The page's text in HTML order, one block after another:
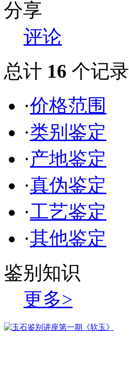
分享
评论
总计 16 个记录
·价格范围
·类别鉴定
·产地鉴定
·真伪鉴定
·工艺鉴定
·其他鉴定
鉴别知识
更多>